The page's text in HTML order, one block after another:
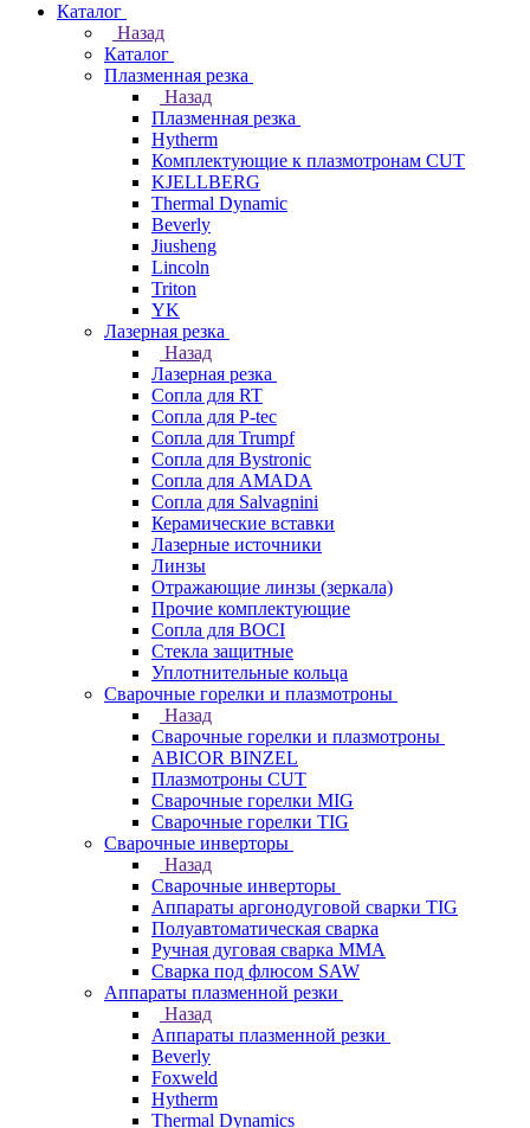
Каталог
Назад
Каталог
Плазменная резка
Назад
Плазменная резка
Hytherm
Комплектующие к плазмотронам CUT
KJELLBERG
Thermal Dynamic
Beverly
Jiusheng
Lincoln
Triton
YK
Лазерная резка
Назад
Лазерная резка
Сопла для RT
Сопла для P-tec
Сопла для Trumpf
Сопла для Bystronic
Сопла для AMADA
Сопла для Salvagnini
Керамические вставки
Лазерные источники
Линзы
Отражающие линзы (зеркала)
Прочие комплектующие
Сопла для BOCI
Стекла защитные
Уплотнительные кольца
Сварочные горелки и плазмотроны
Назад
Сварочные горелки и плазмотроны
ABICOR BINZEL
Плазмотроны CUT
Сварочные горелки MIG
Сварочные горелки TIG
Сварочные инверторы
Назад
Сварочные инверторы
Аппараты аргонодуговой сварки TIG
Полуавтоматическая сварка
Ручная дуговая сварка MMA
Сварка под флюсом SAW
Аппараты плазменной резки
Назад
Аппараты плазменной резки
Beverly
Foxweld
Hytherm
Thermal Dynamics